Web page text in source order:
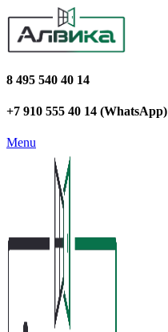
8 495 540 40 14
+7 910 555 40 14 (WhatsApp)
Menu